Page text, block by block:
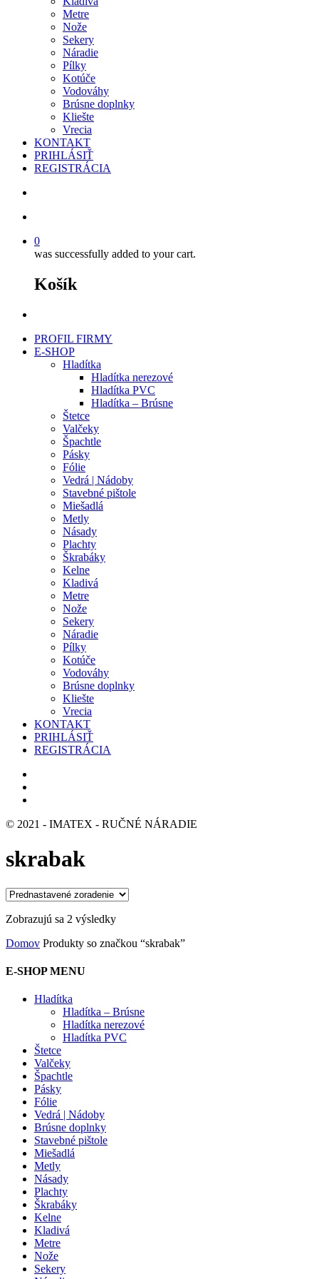
Metre
Nože
Sekery
Náradie
Pílky
Kotúče
Vodováhy
Brúsne doplnky
Kliešte
Vrecia
KONTAKT
PRIHLÁSIŤ
REGISTRÁCIA
0
was successfully added to your cart.
Košík
PROFIL FIRMY
E-SHOP
Hladítka
Hladítka nerezové
Hladítka PVC
Hladítka – Brúsne
Štetce
Valčeky
Špachtle
Pásky
Fólie
Vedrá | Nádoby
Stavebné pištole
Miešadlá
Metly
Násady
Plachty
Škrabáky
Kelne
Kladivá
Metre
Nože
Sekery
Náradie
Pílky
Kotúče
Vodováhy
Brúsne doplnky
Kliešte
Vrecia
KONTAKT
PRIHLÁSIŤ
REGISTRÁCIA
© 2021 - IMATEX - RUČNÉ NÁRADIE
skrabak
Zobrazujú sa 2 výsledky
Domov Produkty so značkou “skrabak”
E-SHOP MENU
Hladítka
Hladítka – Brúsne
Hladítka nerezové
Hladítka PVC
Štetce
Valčeky
Špachtle
Pásky
Fólie
Vedrá | Nádoby
Brúsne doplnky
Stavebné pištole
Miešadlá
Metly
Násady
Plachty
Škrabáky
Kelne
Kladivá
Metre
Nože
Sekery